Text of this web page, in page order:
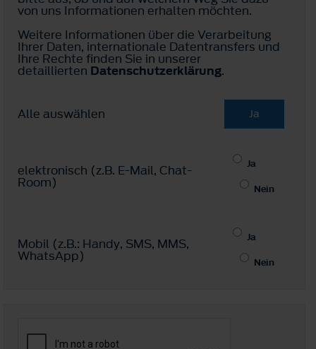
von uns Informationen erhalten möchten.
Weitere Informationen über die Verarbeitung
Ihrer Daten, internationale Datentransfers und
Ihre Rechte finden Sie in unserer
detaillierten Datenschutzerklärung.
Alle auswählen Ja
elektronisch (z.B. E-Mail, Chat-
Room)
Ja
Nein
Mobil (z.B.: Handy, SMS, MMS,
WhatsApp)
Ja
Nein